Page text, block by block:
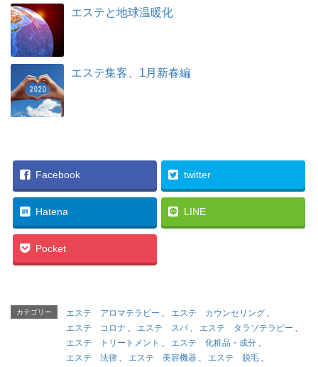
エステと地球温暖化
エステ集客、1月新春編
Facebook twitter
Hatena LINE
Pocket
カテゴリー エステ アロマテラピー 、 エステ カウンセリング 、
エステ コロナ 、 エステ スパ 、 エステ タラソテラピー 、
エステ トリートメント 、 エステ 化粧品・成分 、
エステ 法律 、 エステ 美容機器 、 エステ 脱毛 、